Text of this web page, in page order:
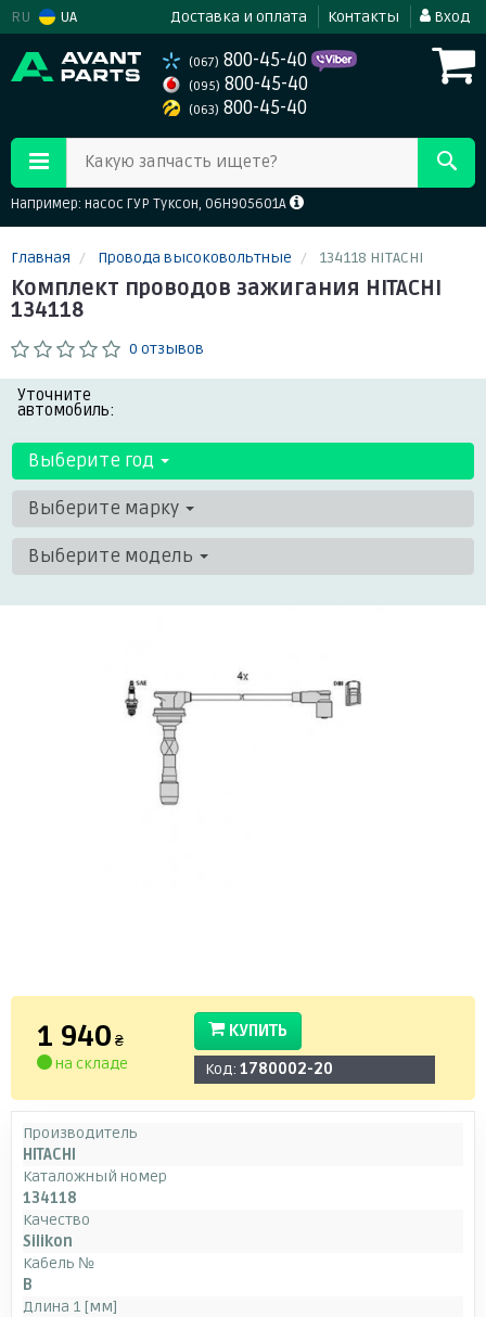
RU UA Доставка и оплата Контакты Вход
(067) 800-45-40
(095) 800-45-40
(063) 800-45-40
Какую запчасть ищете?
Например: насос ГУР Туксон, 06H905601A
Главная Провода высоковольтные 134118 HITACHI
Комплект проводов зажигания HITACHI
134118
0 отзывов
Уточните
автомобиль:
Выберите год
Выберите марку
Выберите модель
1 940 ₴
на складе
КУПИТЬ
Код: 1780002-20
Производитель
HITACHI
Каталожный номер
134118
Качество
Silikon
Кабель №
B
Длина 1 [мм]